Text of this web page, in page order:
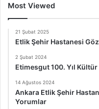
Most Viewed
21 Şubat 2025
Etlik Şehir Hastanesi
2 Şubat 2024
Etimesgut 100. Yıl
14 Ağustos 2024
Ankara Etlik Şehir
Yorumlar